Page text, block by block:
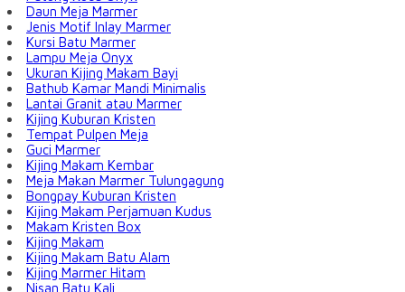
Daun Meja Marmer
Jenis Motif Inlay Marmer
Kursi Batu Marmer
Lampu Meja Onyx
Ukuran Kijing Makam Bayi
Bathub Kamar Mandi Minimalis
Lantai Granit atau Marmer
Kijing Kuburan Kristen
Tempat Pulpen Meja
Guci Marmer
Kijing Makam Kembar
Meja Makan Marmer Tulungagung
Bongpay Kuburan Kristen
Kijing Makam Perjamuan Kudus
Makam Kristen Box
Kijing Makam
Kijing Makam Batu Alam
Kijing Marmer Hitam
Nisan Batu Kali